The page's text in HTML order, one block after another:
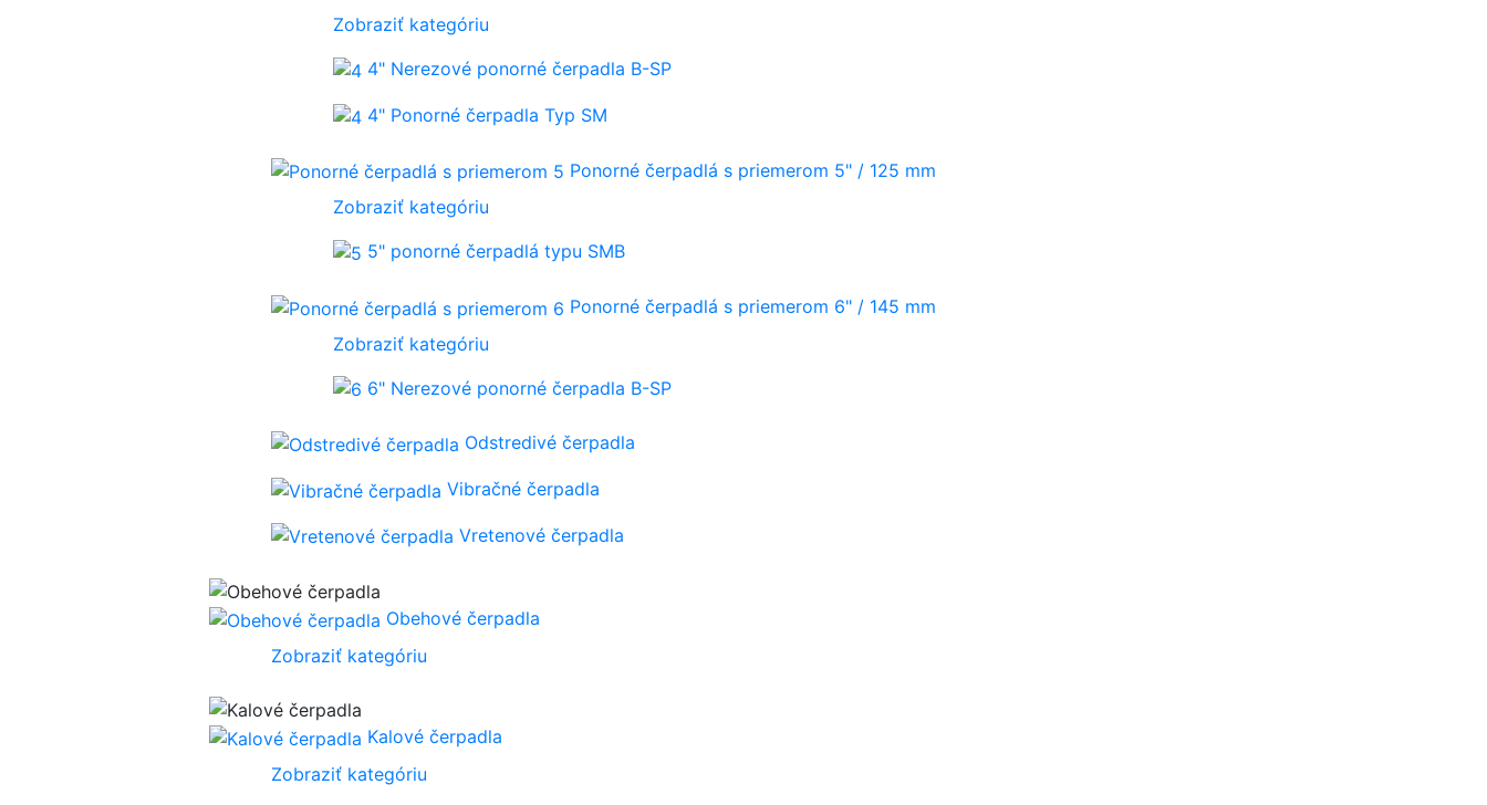
Zobraziť kategóriu
4" Nerezové ponorné čerpadla B-SP
4" Ponorné čerpadla Typ SM
Ponorné čerpadlá s priemerom 5" / 125 mm
Zobraziť kategóriu
5" ponorné čerpadlá typu SMB
Ponorné čerpadlá s priemerom 6" / 145 mm
Zobraziť kategóriu
6" Nerezové ponorné čerpadla B-SP
Odstredivé čerpadla
Vibračné čerpadla
Vretenové čerpadla
Obehové čerpadla
Zobraziť kategóriu
Kalové čerpadla
Zobraziť kategóriu